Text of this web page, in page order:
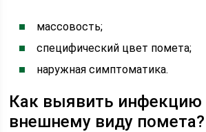
массовость;
специфический цвет помета;
наружная симптоматика.
Как выявить инфекцию
внешнему виду помета?